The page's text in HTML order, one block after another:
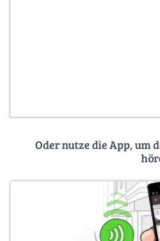
Oder nutze die App, um